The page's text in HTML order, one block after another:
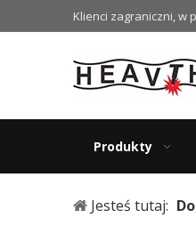
Klienci zagraniczni, w
Produkty
Jesteś tutaj: